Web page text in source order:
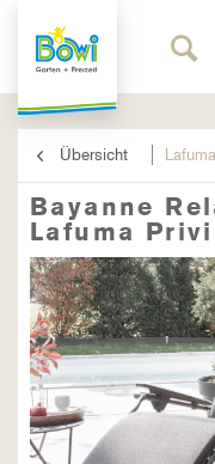
Übersicht
Bayanne
Lafuma